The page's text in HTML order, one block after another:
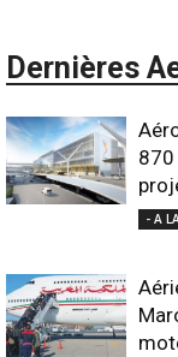
Dernières
- A